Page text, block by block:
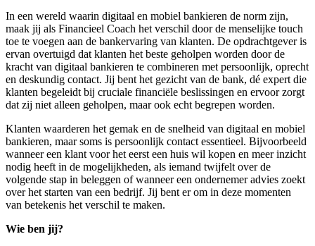
In een wereld waarin digitaal en mobiel bankieren de norm zijn,
maak jij als Financieel Coach het verschil door de menselijke touch
toe te voegen aan de bankervaring van klanten. De opdrachtgever is
ervan overtuigd dat klanten het beste geholpen worden door de
kracht van digitaal bankieren te combineren met persoonlijk, oprecht
en deskundig contact. Jij bent het gezicht van de bank, dé expert die
klanten begeleidt bij cruciale financiële beslissingen en ervoor zorgt
dat zij niet alleen geholpen, maar ook echt begrepen worden.
Klanten waarderen het gemak en de snelheid van digitaal en mobiel
bankieren, maar soms is persoonlijk contact essentieel. Bijvoorbeeld
wanneer een klant voor het eerst een huis wil kopen en meer inzicht
nodig heeft in de mogelijkheden, als iemand twijfelt over de
volgende stap in beleggen of wanneer een ondernemer advies zoekt
over het starten van een bedrijf. Jij bent er om in deze momenten
van betekenis het verschil te maken.
Wie ben jij?